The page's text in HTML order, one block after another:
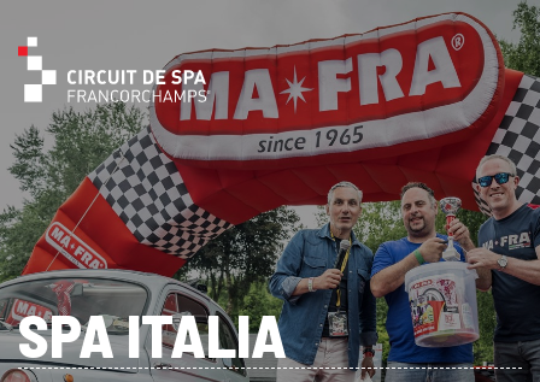
SPA ITALIA